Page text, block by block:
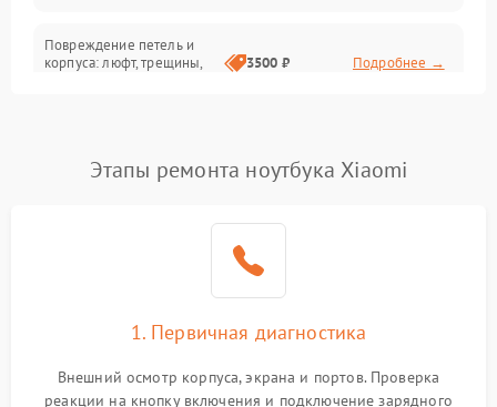
Повреждение петель и
корпуса: люфт, трещины,
3500 ₽ Подробнее →
невозможность зарядки,
2500 ₽ Подробнее →
2000 ₽
Перегрев из‑за пыли,
неисправности кулера
Этапы ремонта ноутбука Xiaomi
1. Первичная диагностика
Внешний осмотр корпуса, экрана и портов. Проверка
реакции на кнопку включения и подключение зарядного